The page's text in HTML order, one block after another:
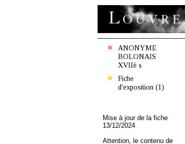
ANONYME
BOLONAIS
XVIIè s
Fiche
d'exposition (1)
Mise à jour de la fiche
13/12/2024
Attention, le contenu de